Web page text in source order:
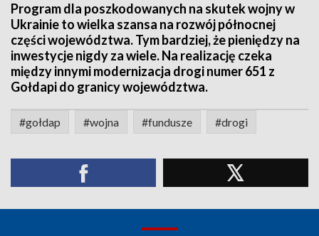
Program dla poszkodowanych na skutek wojny w
Ukrainie to wielka szansa na rozwój północnej
części województwa. Tym bardziej, że pieniędzy na
inwestycje nigdy za wiele. Na realizację czeka
między innymi modernizacja drogi numer 651 z
Gołdapi do granicy województwa.
#gołdap #wojna #fundusze #drogi